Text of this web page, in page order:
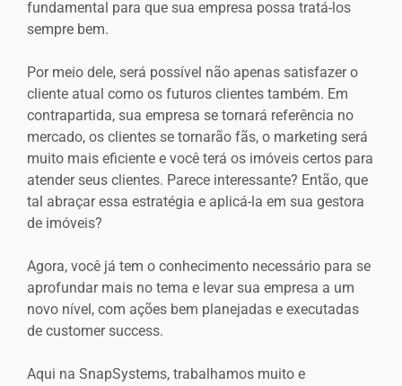
fundamental para que sua empresa possa tratá-los
sempre bem.
Por meio dele, será possível não apenas satisfazer o
cliente atual como os futuros clientes também. Em
contrapartida, sua empresa se tornará referência no
mercado, os clientes se tornarão fãs, o marketing será
muito mais eficiente e você terá os imóveis certos para
atender seus clientes. Parece interessante? Então, que
tal abraçar essa estratégia e aplicá-la em sua gestora
de imóveis?
Agora, você já tem o conhecimento necessário para se
aprofundar mais no tema e levar sua empresa a um
novo nível, com ações bem planejadas e executadas
de customer success.
Aqui na SnapSystems, trabalhamos muito e